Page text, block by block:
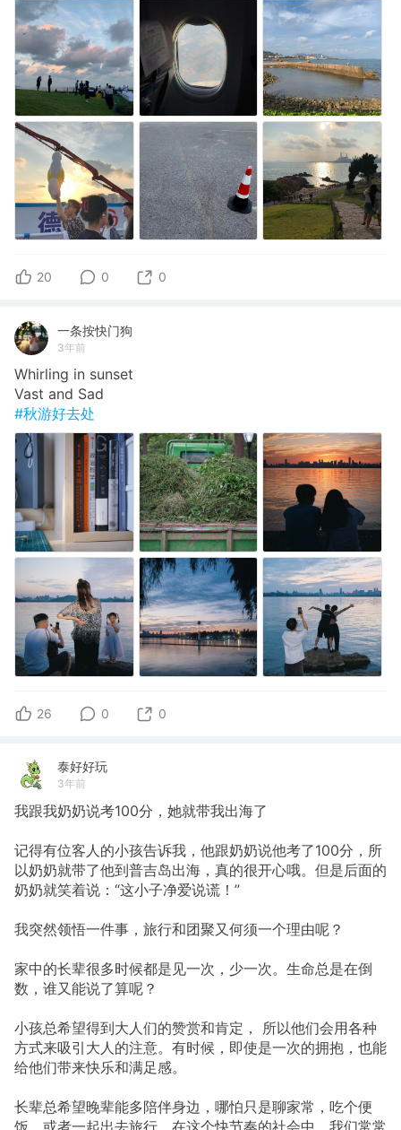
20 0 0
一条按快门狗
3年前
Whirling in sunset
Vast and Sad
#秋游好去处
26 0 0
泰好好玩
3年前
我跟我奶奶说考100分，她就带我出海了
记得有位客人的小孩告诉我，他跟奶奶说他考了100分，所
以奶奶就带了他到普吉岛出海，真的很开心哦。但是后面的
奶奶就笑着说：“这小子净爱说谎！”
我突然领悟一件事，旅行和团聚又何须一个理由呢？
家中的长辈很多时候都是见一次，少一次。生命总是在倒
数，谁又能说了算呢？
小孩总希望得到大人们的赞赏和肯定， 所以他们会用各种
方式来吸引大人的注意。有时候，即使是一次的拥抱，也能
给他们带来快乐和满足感。
长辈总希望晚辈能多陪伴身边，哪怕只是聊家常，吃个便
饭，或者一起出去旅行。在这个快节奏的社会中，我们常常